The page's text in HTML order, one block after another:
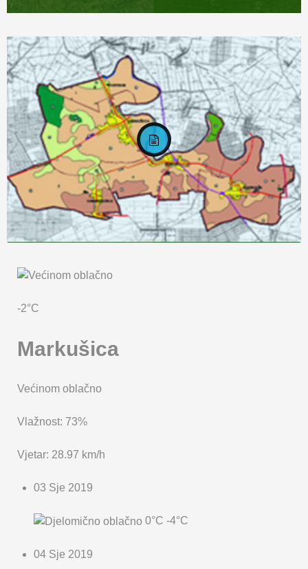
-2°C
Markušica
Većinom oblačno
Vlažnost: 73%
Vjetar: 28.97 km/h
03 Sje 2019
0°C -4°C
04 Sje 2019